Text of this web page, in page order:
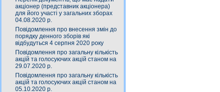
акціонер (представник акціонера)
для його участі у загальних зборах
04.08.2020 р.
Повідомлення про внесення змін до
порядку денного зборів які
відбудуться 4 серпня 2020 року
Повідомлення про загальну кількість
акцій та голосуючих акцій станом на
29.07.2020 р.
Повідомлення про загальну кількість
акцій та голосуючих акцій станом на
05.10.2020 р.